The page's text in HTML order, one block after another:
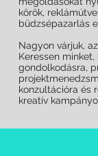
körök,
büdzsépazarlás
Nagyon várjuk,
Keressen minket,
gondolkodásra,
konzultációra és
kreatív